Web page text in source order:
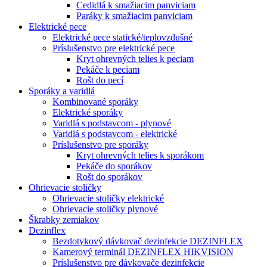
Cedidlá k smažiacim panviciam
Paráky k smažiacim panviciam
Elektrické pece
Elektrické pece statické/teplovzdušné
Príslušenstvo pre elektrické pece
Kryt ohrevných telies k peciam
Pekáče k peciam
Rošt do pecí
Sporáky a varidlá
Kombinované sporáky
Elektrické sporáky
Varidlá s podstavcom - plynové
Varidlá s podstavcom - elektrické
Príslušenstvo pre sporáky
Kryt ohrevných telies k sporákom
Pekáče do sporákov
Rošt do sporákov
Ohrievacie stoličky
Ohrievacie stoličky elektrické
Ohrievacie stoličky plynové
Škrabky zemiakov
Dezinflex
Bezdotykový dávkovač dezinfekcie DEZINFLEX
Kamerový terminál DEZINFLEX HIKVISION
Príslušenstvo pre dávkovače dezinfekcie